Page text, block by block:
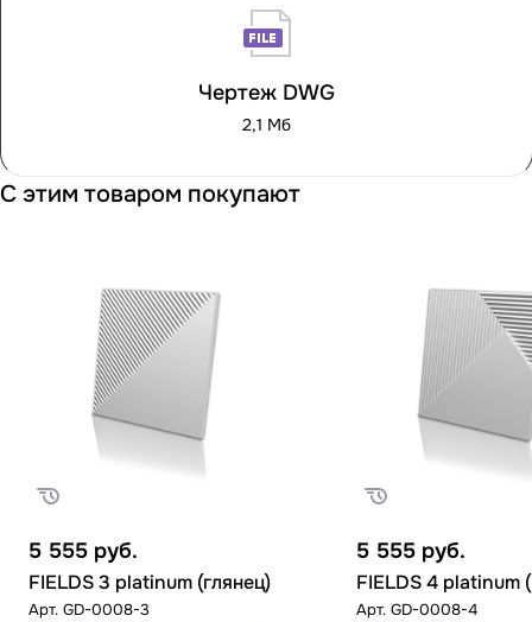
Чертеж DWG
2,1 Мб
С этим товаром покупают
5 555 руб.
FIELDS 3 platinum (глянец)
Арт. GD-0008-3
5 555 руб.
FIELDS 4 platinum
Арт. GD-0008-4